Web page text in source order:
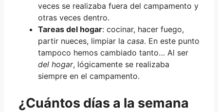
veces se realizaba fuera del campamento y
otras veces dentro.
Tareas del hogar: cocinar, hacer fuego,
partir nueces, limpiar la casa. En este punto
tampoco hemos cambiado tanto… Al ser
del hogar, lógicamente se realizaba
siempre en el campamento.
¿Cuántos días a la semana